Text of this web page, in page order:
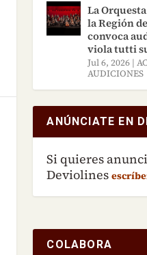
La
la Región
convoca
viola tutti
Jul 6, 2026 |
AUDICIONES
ANÚNCIATE EN
Si quieres
Deviolines
COLABORA